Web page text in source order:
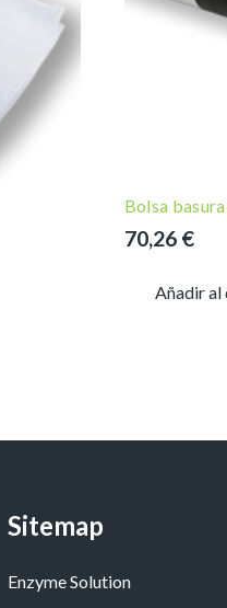
Bolsa
70,26 €
Añadir
Sitemap
Enzyme Solution